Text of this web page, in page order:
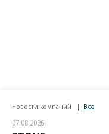
Новости компаний Все
07.08.2026